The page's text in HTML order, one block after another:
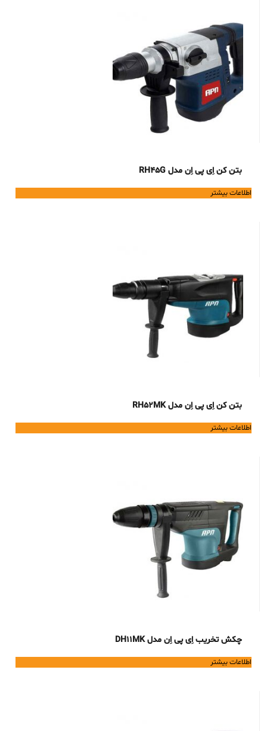
بتن کن اِی پی اِن مدل RH45G
اطلاعات بیشتر
بتن کن اِی پی اِن مدل RH52MK
اطلاعات بیشتر
چکش تخریب اِی پی اِن مدل DH11MK
اطلاعات بیشتر